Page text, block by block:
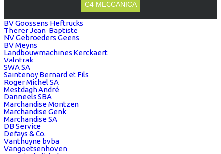
C4 MECCANICA
BV Goossens Heftrucks
Therer Jean-Baptiste
NV Gebroeders Geens
BV Meyns
Landbouwmachines Kerckaert
Valotrak
SWA SA
Saintenoy Bernard et Fils
Roger Michel SA
Mestdagh André
Danneels SBA
Marchandise Montzen
Marchandise Genk
Marchandise SA
DB Service
Defays & Co.
Vanthuyne bvba
Vangoetsenhoven